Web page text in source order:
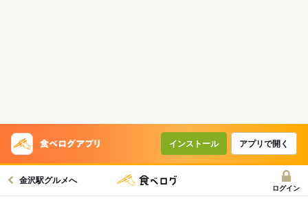
インストール アプリで開く
金沢駅グルメへ
ログイン